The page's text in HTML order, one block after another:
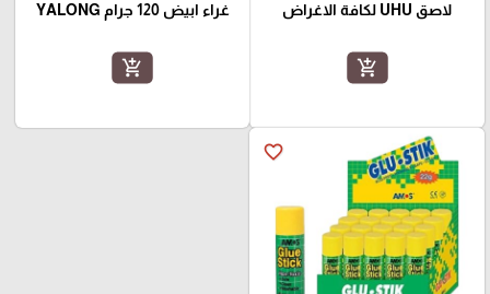
لاصق UHU لكافة الاغراض
add_shopping_cart
غراء ابيض 120 جرام YALONG
add_shopping_cart
favorite_border